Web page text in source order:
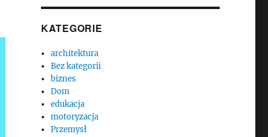
KATEGORIE
architektura
Bez kategorii
biznes
Dom
edukacja
motoryzacja
Przemysł